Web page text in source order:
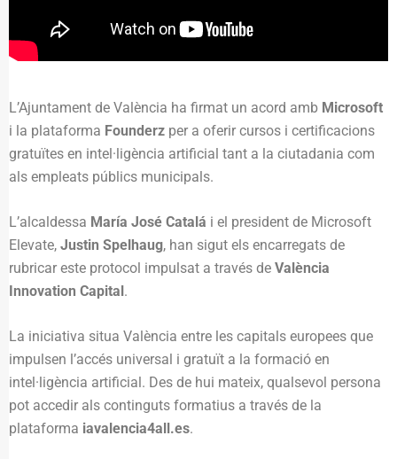
L’Ajuntament de València ha firmat un acord amb Microsoft
i la plataforma Founderz per a oferir cursos i certificacions
gratuïtes en intel·ligència artificial tant a la ciutadania com
als empleats públics municipals.
L’alcaldessa María José Catalá i el president de Microsoft
Elevate, Justin Spelhaug, han sigut els encarregats de
rubricar este protocol impulsat a través de València
Innovation Capital.
La iniciativa situa València entre les capitals europees que
impulsen l’accés universal i gratuït a la formació en
intel·ligència artificial. Des de hui mateix, qualsevol persona
pot accedir als continguts formatius a través de la
plataforma iavalencia4all.es.